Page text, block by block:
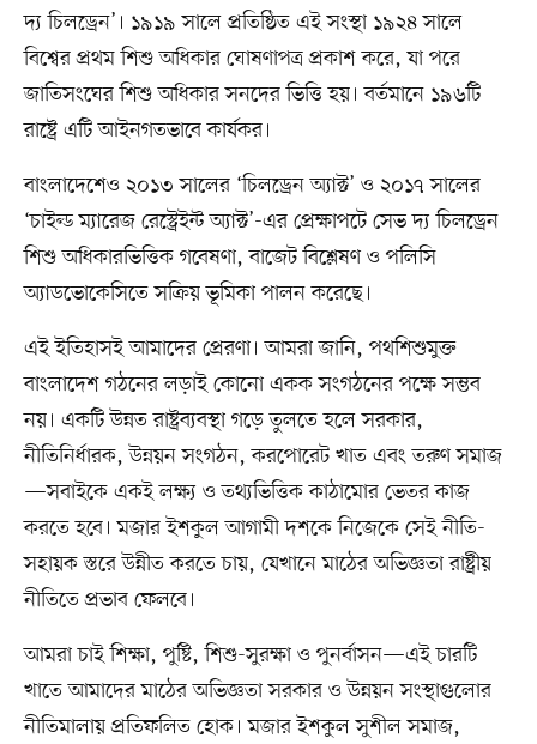
দ্য চিলড্রেন’। ১৯১৯ সালে প্রতিষ্ঠিত এই সংস্থা ১৯২৪ সালে
বিশ্বের প্রথম শিশু অধিকার ঘোষণাপত্র প্রকাশ করে, যা পরে
জাতিসংঘের শিশু অধিকার সনদের ভিত্তি হয়। বর্তমানে ১৯৬টি
রাষ্ট্রে এটি আইনগতভাবে কার্যকর।
বাংলাদেশেও ২০১৩ সালের ‘চিলড্রেন অ্যাক্ট’ ও ২০১৭ সালের
‘চাইল্ড ম্যারেজ রেস্ট্রেইন্ট অ্যাক্ট’-এর প্রেক্ষাপটে সেভ দ্য চিলড্রেন
শিশু অধিকারভিত্তিক গবেষণা, বাজেট বিশ্লেষণ ও পলিসি
অ্যাডভোকেসিতে সক্রিয় ভূমিকা পালন করেছে।
এই ইতিহাসই আমাদের প্রেরণা। আমরা জানি, পথশিশুমুক্ত
বাংলাদেশ গঠনের লড়াই কোনো একক সংগঠনের পক্ষে সম্ভব
নয়। একটি উন্নত রাষ্ট্রব্যবস্থা গড়ে তুলতে হলে সরকার,
নীতিনির্ধারক, উন্নয়ন সংগঠন, করপোরেট খাত এবং তরুণ সমাজ
—সবাইকে একই লক্ষ্য ও তথ্যভিত্তিক কাঠামোর ভেতর কাজ
করতে হবে। মজার ইশকুল আগামী দশকে নিজেকে সেই নীতি-
সহায়ক স্তরে উন্নীত করতে চায়, যেখানে মাঠের অভিজ্ঞতা রাষ্ট্রীয়
নীতিতে প্রভাব ফেলবে।
আমরা চাই শিক্ষা, পুষ্টি, শিশু-সুরক্ষা ও পুনর্বাসন—এই চারটি
খাতে আমাদের মাঠের অভিজ্ঞতা সরকার ও উন্নয়ন সংস্থাগুলোর
নীতিমালায় প্রতিফলিত হোক। মজার ইশকুল সুশীল সমাজ,